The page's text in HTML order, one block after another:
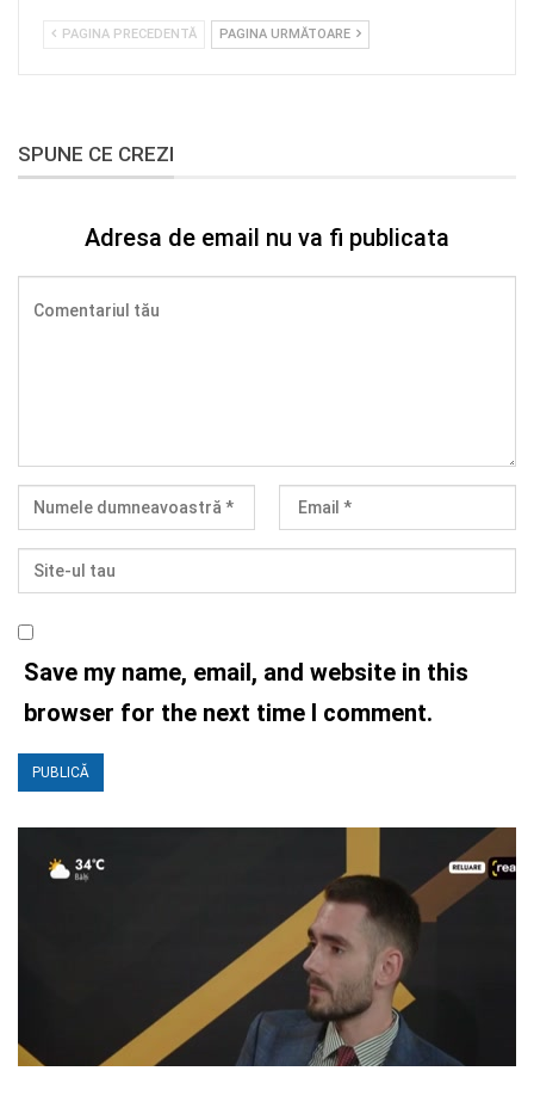
PAGINA PRECEDENTĂ PAGINA URMĂTOARE
SPUNE CE CREZI
Adresa de email nu va fi publicata
Save my name, email, and website in this
browser for the next time I comment.